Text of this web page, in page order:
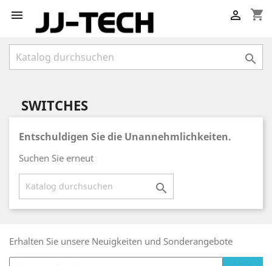
 shopping_cart


SWITCHES
Entschuldigen Sie die Unannehmlichkeiten.
Suchen Sie erneut

Erhalten Sie unsere Neuigkeiten und Sonderangebote